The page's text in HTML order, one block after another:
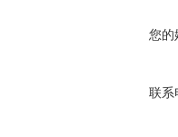
您的
联系